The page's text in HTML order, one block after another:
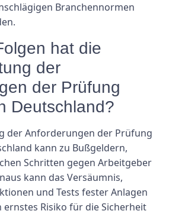
Branchennormen
hat die
der
der Prüfung
Deutschland?
der Anforderungen der Prüfung
kann zu Bußgeldern,
Schritten gegen Arbeitgeber
kann das Versäumnis,
und Tests fester Anlagen
Risiko für die Sicherheit